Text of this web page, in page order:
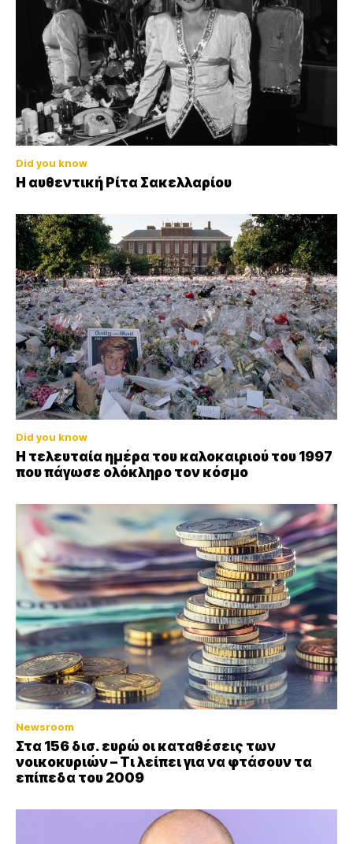
Did you know
Η αυθεντική Ρίτα Σακελλαρίου
Did you know
Η τελευταία ημέρα του καλοκαιριού του 1997
που πάγωσε ολόκληρο τον κόσμο
Newsroom
Στα 156 δισ. ευρώ οι καταθέσεις των
νοικοκυριών – Τι λείπει για να φτάσουν τα
επίπεδα του 2009